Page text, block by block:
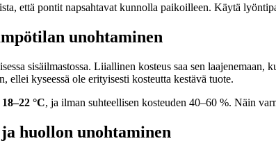
että pontit napsahtavat kunnolla paikoilleen. Käytä
unohtaminen
sisäilmastossa. Liiallinen kosteus saa sen
ellei kyseessä ole erityisesti kosteutta kestävä tuote.
18–22 °C, ja ilman suhteellisen kosteuden 40–60 %. Näin
huollon unohtaminen